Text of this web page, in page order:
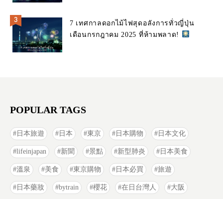
7 เทศกาลดอกไม้ไฟสุดอลังการทั่วญี่ปุ่น
เดือนกรกฎาคม 2025 ที่ห้ามพลาด!
POPULAR TAGS
日本旅遊 日本 東京 日本購物 日本文化
lifeinjapan 新聞 景點 新型肺炎 日本美食
溫泉 美食 東京購物 日本必買 旅遊
日本藥妝 bytrain 櫻花 在日台灣人 大阪